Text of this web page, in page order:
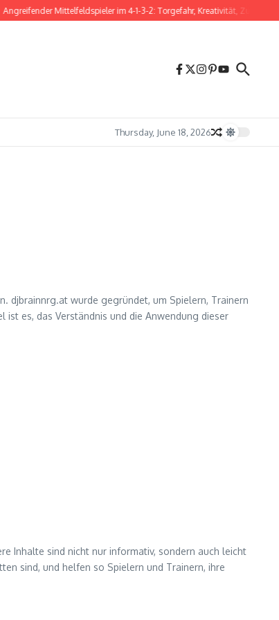
Angreifender Mittelfeldspieler im 4-1-3-2: Torgefahr, Kreativität,
Thursday, June 18, 2026
djbrainnrg.at wurde gegründet, um Spielern, Trainern
es, das Verständnis und die Anwendung dieser
Inhalte sind nicht nur informativ, sondern auch leicht
sind, und helfen so Spielern und Trainern, ihre